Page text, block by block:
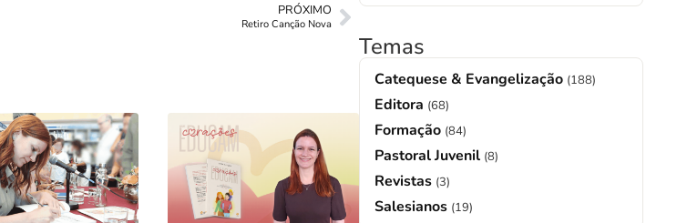
PRÓXIMO
Retiro Canção Nova
Temas
Catequese & Evangelização (188)
Editora (68)
Formação (84)
Pastoral Juvenil (8)
Revistas (3)
Salesianos (19)